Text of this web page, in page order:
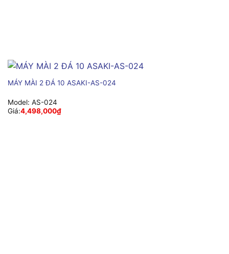
MÁY MÀI 2 ĐÁ 10 ASAKI-AS-024
Model: AS-024
Giá:4,498,000₫